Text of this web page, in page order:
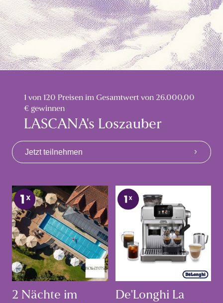
1 von 120 Preisen im Gesamtwert von 26.000,00
€ gewinnen
LASCANA's Loszauber
Jetzt teilnehmen
2 Nächte im
De'Longhi La